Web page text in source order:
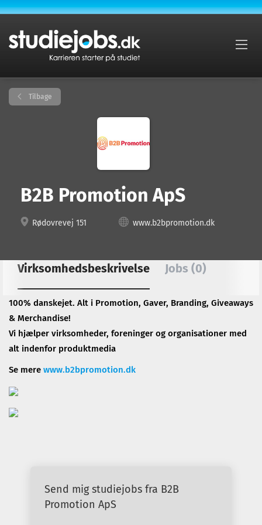
Tilbage
B2B Promotion ApS
Rødovrevej 151 www.b2bpromotion.dk
Virksomhedsbeskrivelse Jobs (0)
100% danskejet. Alt i Promotion, Gaver, Branding, Giveaways
& Merchandise!
Vi hjælper virksomheder, foreninger og organisationer med
alt indenfor produktmedia
Se mere www.b2bpromotion.dk
Send mig studiejobs fra B2B
Promotion ApS